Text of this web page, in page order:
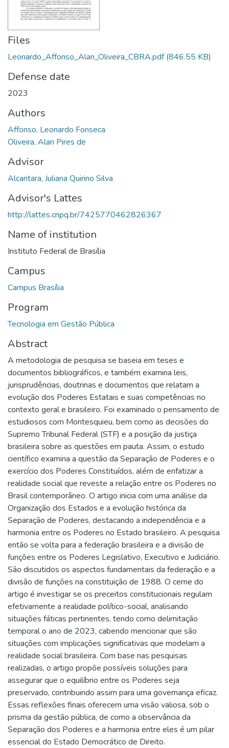
Files
Leonardo_Affonso_Alan_Oliveira_CBRA.pdf(846.55 KB)
Defense date
2023
Authors
Affonso, Leonardo Fonseca
Oliveira, Alan Pires de
Advisor
Alcantara, Juliana Quirino Silva
Advisor's Lattes
http://lattes.cnpq.br/7425770462826367
Name of institution
Instituto Federal de Brasília
Campus
Campus Brasília
Program
Tecnologia em Gestão Pública
Abstract
A metodologia de pesquisa se baseia em teses e
documentos bibliográficos, e também examina leis,
jurisprudências, doutrinas e documentos que relatam a
evolução dos Poderes Estatais e suas competências no
contexto geral e brasileiro. Foi examinado o pensamento de
estudiosos com Montesquieu, bem como as decisões do
Supremo Tribunal Federal (STF) e a posição da justiça
brasileira sobre as questões em pauta. Assim, o estudo
científico examina a questão da Separação de Poderes e o
exercício dos Poderes Constituídos, além de enfatizar a
realidade social que reveste a relação entre os Poderes no
Brasil contemporâneo. O artigo inicia com uma análise da
Organização dos Estados e a evolução histórica da
Separação de Poderes, destacando a independência e a
harmonia entre os Poderes no Estado brasileiro. A pesquisa
então se volta para a federação brasileira e a divisão de
funções entre os Poderes Legislativo, Executivo e Judiciário.
São discutidos os aspectos fundamentais da federação e a
divisão de funções na constituição de 1988. O cerne do
artigo é investigar se os preceitos constitucionais regulam
efetivamente a realidade político-social, analisando
situações fáticas pertinentes, tendo como delimitação
temporal o ano de 2023, cabendo mencionar que são
situações com implicações significativas que modelam a
realidade social brasileira. Com base nas pesquisas
realizadas, o artigo propõe possíveis soluções para
assegurar que o equilíbrio entre os Poderes seja
preservado, contribuindo assim para uma governança eficaz.
Essas reflexões finais oferecem uma visão valiosa, sob o
prisma da gestão pública, de como a observância da
Separação dos Poderes e a harmonia entre eles é um pilar
essencial do Estado Democrático de Direito.